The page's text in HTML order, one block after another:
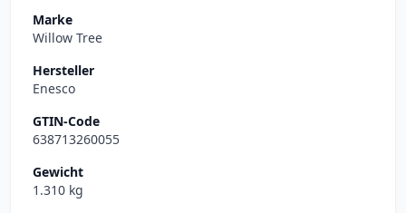
Marke
Willow Tree
Hersteller
Enesco
GTIN-Code
638713260055
Gewicht
1.310 kg